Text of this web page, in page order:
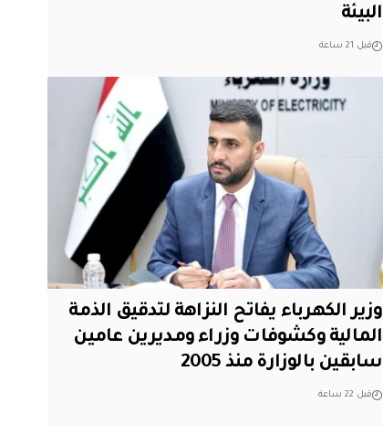
البيئة
قبل 21 ساعة
وزير الكهرباء يفاتح النزاهة لتدقيق الذمة
المالية وكشوفات وزراء ومديرين عامين
سابقين بالوزارة منذ 2005
قبل 22 ساعة